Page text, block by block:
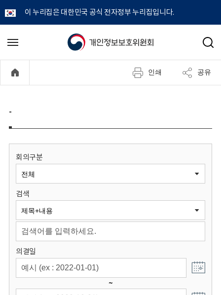
이 누리집은 대한민국 공식 전자정부 누리집입니다.
개
정
보
원
회
메
기
검
인쇄 공유
-
회의구분
검색
의결일
~